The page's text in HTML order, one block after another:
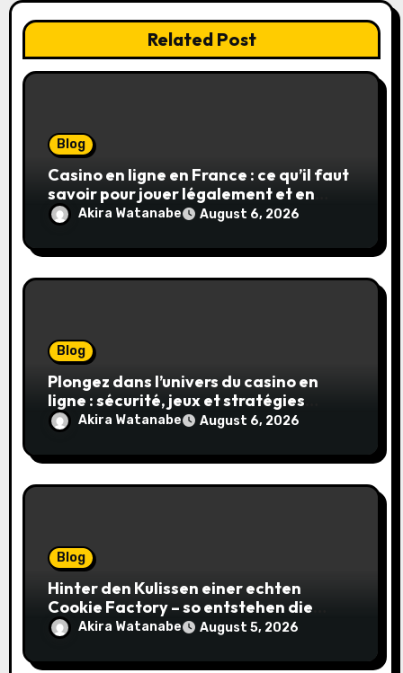
Related Post
Blog
Casino en ligne en France : ce qu’il faut
savoir pour jouer légalement et en
toute sécurité
Akira Watanabe August 6, 2026
Blog
Plongez dans l’univers du casino en
ligne : sécurité, jeux et stratégies
gagnantes
Akira Watanabe August 6, 2026
Blog
Hinter den Kulissen einer echten
Cookie Factory – so entstehen die
saftigsten Keks-Innovationen
Akira Watanabe August 5, 2026